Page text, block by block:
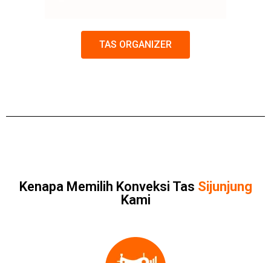
TAS ORGANIZER
Kenapa Memilih Konveksi Tas Sijunjung
Kami